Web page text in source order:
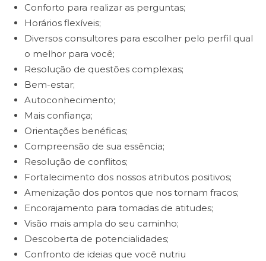
Conforto para realizar as perguntas;
Horários flexíveis;
Diversos consultores para escolher pelo perfil qual
o melhor para você;
Resolução de questões complexas;
Bem-estar;
Autoconhecimento;
Mais confiança;
Orientações benéficas;
Compreensão de sua essência;
Resolução de conflitos;
Fortalecimento dos nossos atributos positivos;
Amenização dos pontos que nos tornam fracos;
Encorajamento para tomadas de atitudes;
Visão mais ampla do seu caminho;
Descoberta de potencialidades;
Confronto de ideias que você nutriu